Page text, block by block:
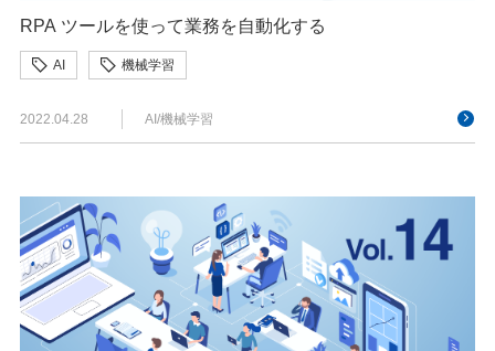
RPA ツールを使って業務を自動化する
AI 機械学習
2022.04.28 AI/機械学習